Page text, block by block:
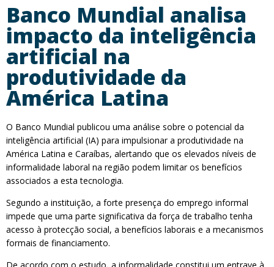
Banco Mundial analisa
impacto da inteligência
artificial na
produtividade da
América Latina
O Banco Mundial publicou uma análise sobre o potencial da
inteligência artificial (IA) para impulsionar a produtividade na
América Latina e Caraíbas, alertando que os elevados níveis de
informalidade laboral na região podem limitar os benefícios
associados a esta tecnologia.
Segundo a instituição, a forte presença do emprego informal
impede que uma parte significativa da força de trabalho tenha
acesso à protecção social, a benefícios laborais e a mecanismos
formais de financiamento.